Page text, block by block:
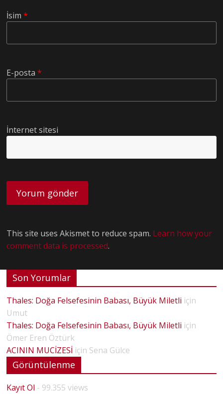
İsim*
E-posta*
İnternet sitesi
This site uses Akismet to reduce spam. Learn how your
comment data is processed.
Son Yorumlar
Thales: Doğa Felsefesinin Babası, Büyük Miletli için
Umut
Thales: Doğa Felsefesinin Babası, Büyük Miletli için
Ömer Eren Öztürk
ACININ MUCİZESİ için Sena Gülce
Görüntülenme
Kayıt Ol - 99.355 views